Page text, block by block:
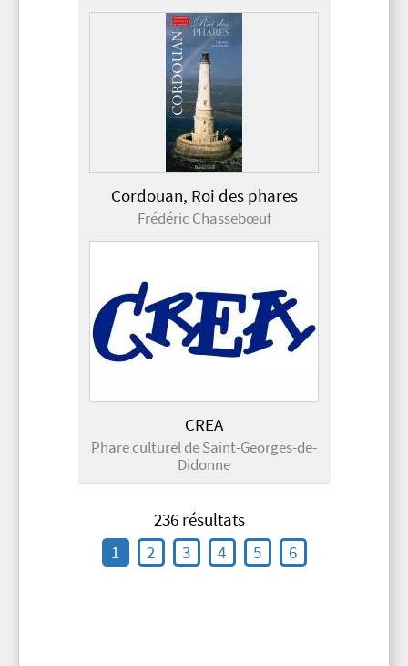
Cordouan, Roi des phares
Frédéric Chassebœuf
CREA
Phare culturel de Saint-Georges-de-
Didonne
236 résultats
1
2 3 4 5 6